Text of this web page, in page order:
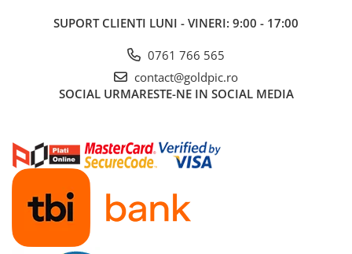
SUPORT CLIENTI LUNI - VINERI: 9:00 - 17:00
0761 766 565
contact@goldpic.ro
SOCIAL URMARESTE-NE IN SOCIAL MEDIA